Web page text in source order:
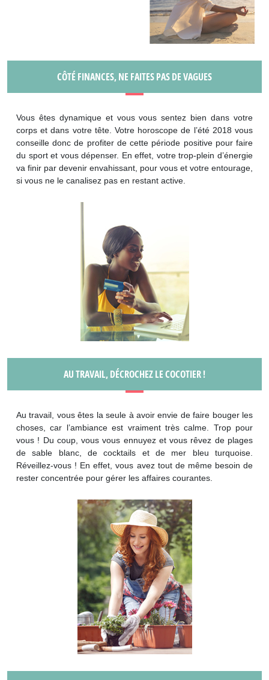
CÔTÉ FINANCES, NE FAITES PAS DE VAGUES
Vous êtes dynamique et vous vous sentez bien dans votre
corps et dans votre tête. Votre horoscope de l’été 2018 vous
conseille donc de profiter de cette période positive pour faire
du sport et vous dépenser. En effet, votre trop-plein d’énergie
va finir par devenir envahissant, pour vous et votre entourage,
si vous ne le canalisez pas en restant active.
AU TRAVAIL, DÉCROCHEZ LE COCOTIER !
Au travail, vous êtes la seule à avoir envie de faire bouger les
choses, car l’ambiance est vraiment très calme. Trop pour
vous ! Du coup, vous vous ennuyez et vous rêvez de plages
de sable blanc, de cocktails et de mer bleu turquoise.
Réveillez-vous ! En effet, vous avez tout de même besoin de
rester concentrée pour gérer les affaires courantes.